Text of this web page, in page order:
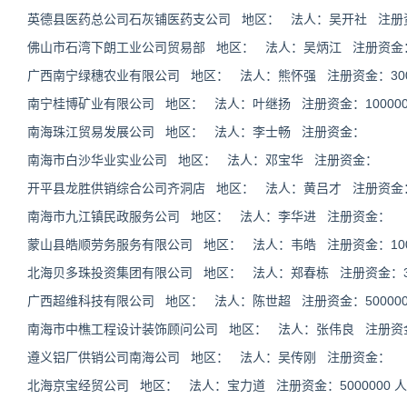
英德县医药总公司石灰铺医药支公司 地区： 法人：吴开社 注册
佛山市石湾下朗工业公司贸易部 地区： 法人：吴炳江 注册资金
广西南宁绿穗农业有限公司 地区： 法人：熊怀强 注册资金：
南宁桂博矿业有限公司 地区： 法人：叶继扬 注册资金：
南海珠江贸易发展公司 地区： 法人：李士畅 注册资金：
南海市白沙华业实业公司 地区： 法人：邓宝华 注册资金：
开平县龙胜供销综合公司齐洞店 地区： 法人：黄吕才 注册资金
南海市九江镇民政服务公司 地区： 法人：李华进 注册资金：
蒙山县皓顺劳务服务有限公司 地区： 法人：韦皓 注册资金：
北海贝多珠投资集团有限公司 地区： 法人：郑春栋 注册资金：
广西超维科技有限公司 地区： 法人：陈世超 注册资金：
南海市中樵工程设计装饰顾问公司 地区： 法人：张伟良 注册资
遵义铝厂供销公司南海公司 地区： 法人：吴传刚 注册资金：
北海京宝经贸公司 地区： 法人：宝力道 注册资金：5000000